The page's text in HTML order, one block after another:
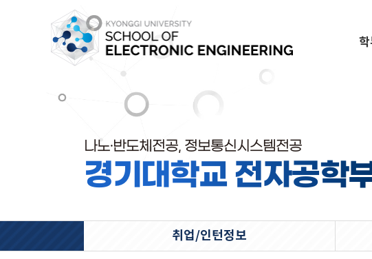
학
나노·반도체전공, 정보통신시스템전공
경기대학교 전자공학
취업/인턴정보